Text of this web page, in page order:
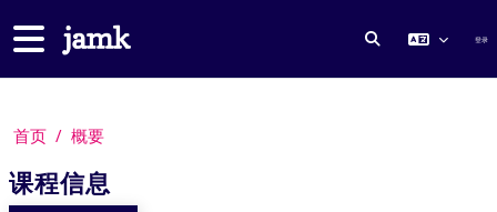
停靠面板
切换搜索输入 登录
首页 概要
课程信息